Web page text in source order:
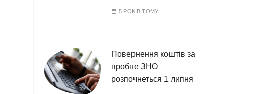
5 РОКІВ ТОМУ
Повернення коштів за
пробне ЗНО
розпочнеться 1 липня